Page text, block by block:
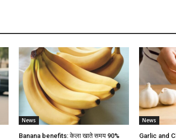
News
Banana benefits: केला खाते समय 90%
News
Garlic and